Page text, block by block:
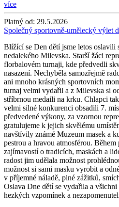
více
Platný od: 29.5.2026
Společný sportovně-umělecký výlet
Blížící se Den dětí jsme letos oslavili
nedalekého Milevska. Starší žáci
florbalovém turnaji, kde předvedli
nasazení. Nechyběla samozřejmě
ani mnoho krásných sportovních
turnaj velmi vydařil a z Milevska si
stříbrnou medaili na krku. Chlapci
velmi silné konkurenci obsadili 7.
předvedené výkony, za vzornou
gratulujeme k jejich skvělému
navštívily známé Muzeum masek a
pestrou a hravou atmosférou.
zajímavostí o tradicích, maskách a
radost jim udělala možnost
možnost si sami masku vyrobit a
v příjemné náladě, plné zážitků,
Oslava Dne dětí se vydařila a
hezkých vzpomínek a